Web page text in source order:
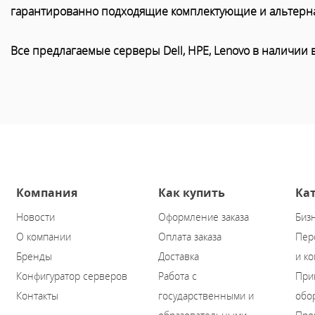
гарантированно подходящие комплектующие и
Все предлагаемые серверы Dell, HPE, Lenovo в
Компания
Новости
О компании
Бренды
Конфигуратор серверов
Контакты
Как купить
Оформление заказа
Оплата заказа
Доставка
Работа с
государственными и
и